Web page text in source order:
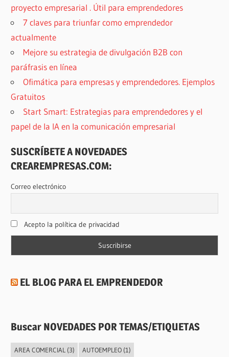
proyecto empresarial . Útil para emprendedores
7 claves para triunfar como emprendedor
actualmente
Mejore su estrategia de divulgación B2B con
paráfrasis en línea
Ofimática para empresas y emprendedores. Ejemplos
Gratuitos
Start Smart: Estrategias para emprendedores y el
papel de la IA en la comunicación empresarial
SUSCRÍBETE A NOVEDADES
CREAREMPRESAS.COM:
Correo electrónico
Acepto la política de privacidad
EL BLOG PARA EL EMPRENDEDOR
Buscar NOVEDADES POR TEMAS/ETIQUETAS
AREA COMERCIAL (3) AUTOEMPLEO(1)